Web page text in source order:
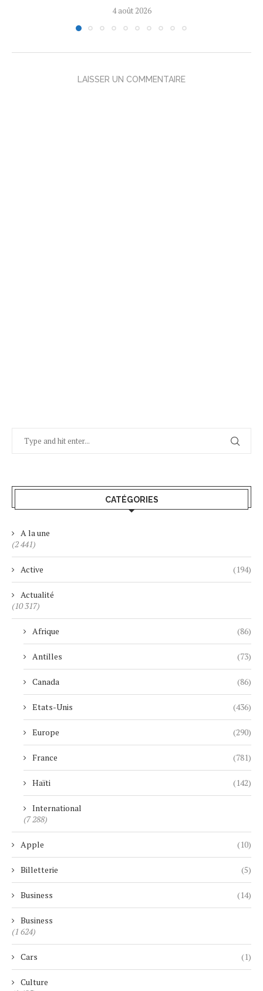
4 août 2026
LAISSER UN COMMENTAIRE
CATÉGORIES
A la une
(2 441)
Active (194)
Actualité
(10 317)
Afrique (86)
Antilles (73)
Canada (86)
Etats-Unis (436)
Europe (290)
France (781)
Haïti (142)
International
(7 288)
Apple (10)
Billetterie (5)
Business (14)
Business
(1 624)
Cars (1)
Culture